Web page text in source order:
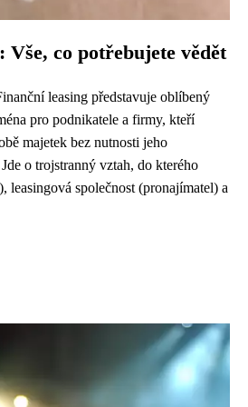
Vše, co potřebujete vědět
leasing představuje oblíbený
pro podnikatele a firmy, kteří
majetek bez nutnosti jeho
o trojstranný vztah, do kterého
leasingová společnost (pronajímatel) a